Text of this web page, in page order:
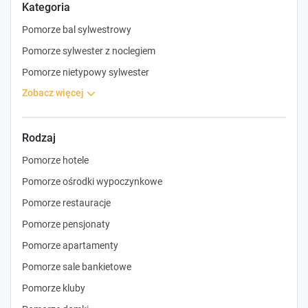
Kategoria
Pomorze bal sylwestrowy
Pomorze sylwester z noclegiem
Pomorze nietypowy sylwester
zobacz więcej
Rodzaj
Pomorze hotele
Pomorze ośrodki wypoczynkowe
Pomorze restauracje
Pomorze pensjonaty
Pomorze apartamenty
Pomorze sale bankietowe
Pomorze kluby